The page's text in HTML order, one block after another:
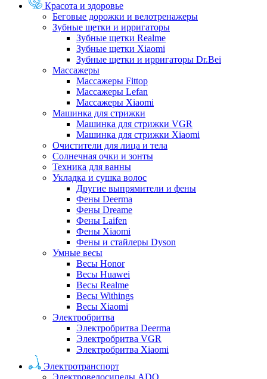
Красота и здоровье
Беговые дорожки и велотренажеры
Зубные щетки и ирригаторы
Зубные щетки Realme
Зубные щетки Xiaomi
Зубные щетки и ирригаторы Dr.Bei
Массажеры
Массажеры Fittop
Массажеры Lefan
Массажеры Xiaomi
Машинка для стрижки
Машинка для стрижки VGR
Машинка для стрижки Xiaomi
Очистители для лица и тела
Солнечная очки и зонты
Техника для ванны
Укладка и сушка волос
Другие выпрямители и фены
Фены Deerma
Фены Dreame
Фены Laifen
Фены Xiaomi
Фены и стайлеры Dyson
Умные весы
Весы Honor
Весы Huawei
Весы Realme
Весы Withings
Весы Xiaomi
Электробритва
Электробритва Deerma
Электробритва VGR
Электробритва Xiaomi
Электротранспорт
Электровелосипеды ADO